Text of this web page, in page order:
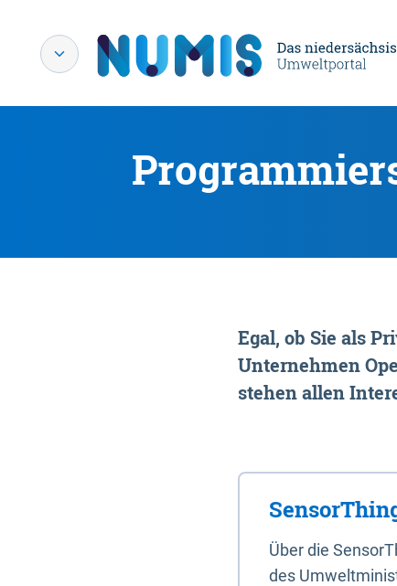
Egal, ob Sie als
Unternehmen
stehen allen
Über die
des